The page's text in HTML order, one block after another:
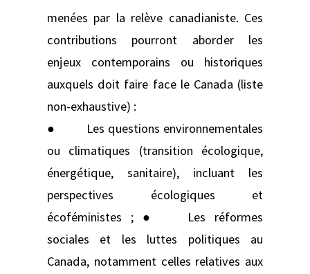
menées par la relève canadianiste. Ces
contributions pourront aborder les
enjeux contemporains ou historiques
auxquels doit faire face le Canada (liste
non-exhaustive) :
● Les questions environnementales
ou climatiques (transition écologique,
énergétique, sanitaire), incluant les
perspectives écologiques et
écoféministes ; ● Les réformes
sociales et les luttes politiques au
Canada, notamment celles relatives aux